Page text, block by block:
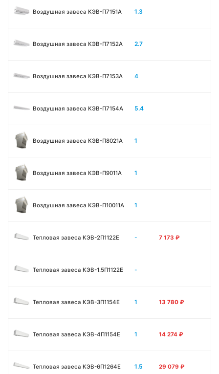
Воздушная завеса КЭВ-П7151A 1.3
Воздушная завеса КЭВ-П7152A 2.7
Воздушная завеса КЭВ-П7153A 4
Воздушная завеса КЭВ-П7154A 5.4
Воздушная завеса КЭВ-П8021A 1
Воздушная завеса КЭВ-П9011A 1
Воздушная завеса КЭВ-П10011A 1
Тепловая завеса КЭВ-2П1122E - 7 173 ₽
Тепловая завеса КЭВ-1.5П1122E -
Тепловая завеса КЭВ-3П1154E 1 13 780 ₽
Тепловая завеса КЭВ-4П1154E 1 14 274 ₽
Тепловая завеса КЭВ-6П1264E 1.5 29 079 ₽